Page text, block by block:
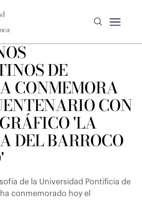
DE
CONMEMORA
CON
'LA
DEL BARROCO
de la Universidad Pontificia de
conmemorado hoy el